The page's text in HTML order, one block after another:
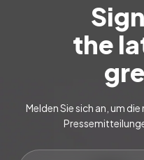
the
Melden Sie sich an, um